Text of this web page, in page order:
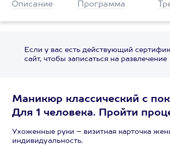
Описание Программа
Если у вас есть действующий
сайт, чтобы записаться на развлечение
Маникюр классический с
Для 1 человека. Пройти
Ухоженные руки – визитная карточка
индивидуальность.